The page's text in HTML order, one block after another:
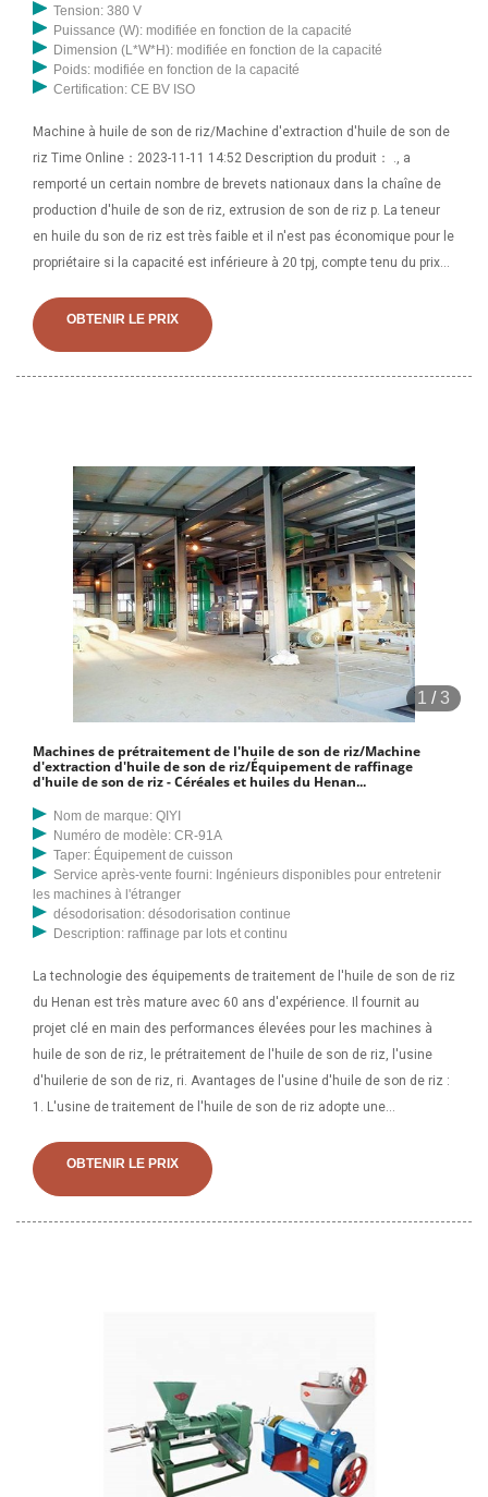
Tension: 380 V
Puissance (W): modifiée en fonction de la capacité
Dimension (L*W*H): modifiée en fonction de la capacité
Poids: modifiée en fonction de la capacité
Certification: CE BV ISO
Machine à huile de son de riz/Machine d'extraction d'huile de son de
riz Time Online：2023-11-11 14:52 Description du produit： ., a
remporté un certain nombre de brevets nationaux dans la chaîne de
production d'huile de son de riz, extrusion de son de riz p. La teneur
en huile du son de riz est très faible et il n'est pas économique pour le
propriétaire si la capacité est inférieure à 20 tpj, compte tenu du prix
Henan fournit le plus petit
OBTENIR LE PRIX
1 /3
Machines de prétraitement de l'huile de son de riz/Machine
d'extraction d'huile de son de riz/Équipement de raffinage
d'huile de son de riz - Céréales et huiles du Henan...
Nom de marque: QIYI
Numéro de modèle: CR-91A
Taper: Équipement de cuisson
Service après-vente fourni: Ingénieurs disponibles pour entretenir
les machines à l'étranger
désodorisation: désodorisation continue
Description: raffinage par lots et continu
La technologie des équipements de traitement de l'huile de son de riz
du Henan est très mature avec 60 ans d'expérience. Il fournit au
projet clé en main des performances élevées pour les machines à
huile de son de riz, le prétraitement de l'huile de son de riz, l'usine
d'huilerie de son de riz, ri. Avantages de l'usine d'huile de son de riz :
1. L'usine de traitement de l'huile de son de riz adopte une
réduit le taux d'huile résiduelle et améliore la qualité de l'huile
extraite. 2.
OBTENIR LE PRIX